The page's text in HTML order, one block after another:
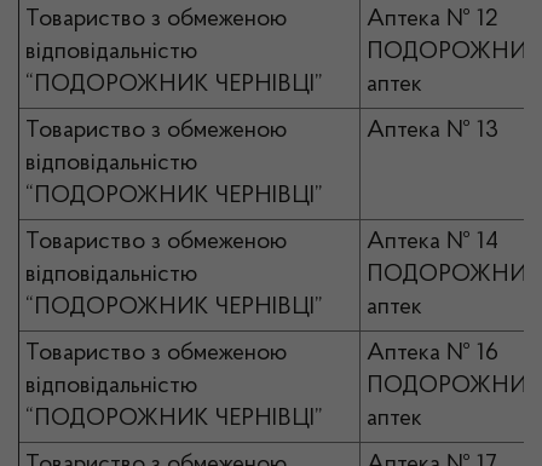
Товариство з обмеженою
відповідальністю
“ПОДОРОЖНИК ЧЕРНІВЦІ”
Аптека № 12
ПОДОРОЖНИК
аптек
Товариство з обмеженою
відповідальністю
“ПОДОРОЖНИК ЧЕРНІВЦІ”
Аптека № 13
Товариство з обмеженою
відповідальністю
“ПОДОРОЖНИК ЧЕРНІВЦІ”
Аптека № 14
ПОДОРОЖНИК
аптек
Товариство з обмеженою
відповідальністю
“ПОДОРОЖНИК ЧЕРНІВЦІ”
Аптека № 16
ПОДОРОЖНИК
аптек